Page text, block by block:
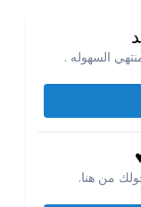
السهوله .
من هنا.